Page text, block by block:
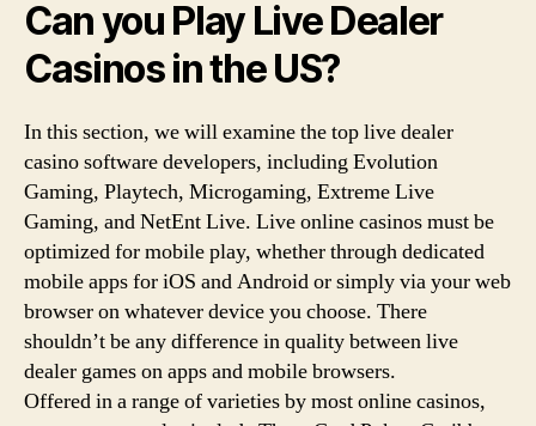
Can you Play Live Dealer
Casinos in the US?
In this section, we will examine the top live dealer
casino software developers, including Evolution
Gaming, Playtech, Microgaming, Extreme Live
Gaming, and NetEnt Live. Live online casinos must be
optimized for mobile play, whether through dedicated
mobile apps for iOS and Android or simply via your web
browser on whatever device you choose. There
shouldn’t be any difference in quality between live
dealer games on apps and mobile browsers.
Offered in a range of varieties by most online casinos,